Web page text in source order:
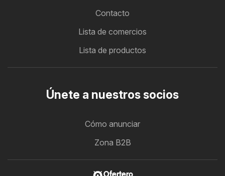
Contacto
Lista de comercios
Lista de productos
Únete a nuestros socios
Cómo anunciar
Zona B2B